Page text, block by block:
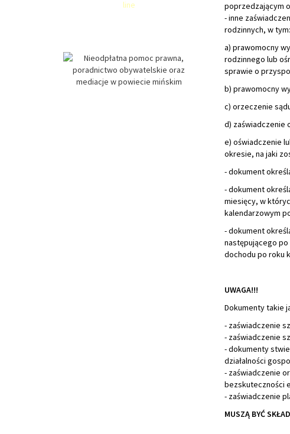
poprzedzającym
- inne
rodzinnych, w tym:
a) prawomocny
rodzinnego lub
sprawie o
b) prawomocny
c) orzeczenie
d) zaświadczenie
e) oświadczenie
okresie, na jaki
- dokument
- dokument
miesięcy, w
kalendarzowym
- dokument
następującego
dochodu po roku
UWAGA!!!
Dokumenty takie
- zaświadczenie
- zaświadczenie
- dokumenty
działalności
- zaświadczenie
bezskuteczności
- zaświadczenie
MUSZĄ BYĆ